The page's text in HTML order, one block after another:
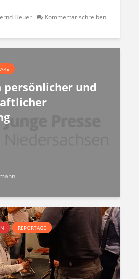
Heuer Kommentar schreiben
persönlicher und
REPORTAGE